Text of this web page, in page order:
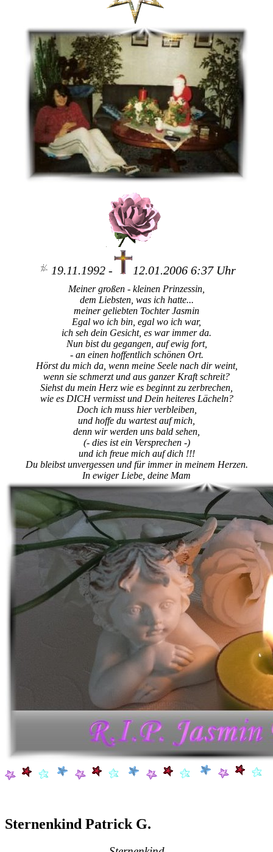
19.11.1992 - 12.01.2006 6:37 Uhr
Meiner großen - kleinen Prinzessin,
dem Liebsten, was ich hatte...
meiner geliebten Tochter Jasmin
Egal wo ich bin, egal wo ich war,
ich seh dein Gesicht, es war immer da.
Nun bist du gegangen, auf ewig fort,
- an einen hoffentlich schönen Ort.
Hörst du mich da, wenn meine Seele nach dir weint,
wenn sie schmerzt und aus ganzer Kraft schreit?
Siehst du mein Herz wie es beginnt zu zerbrechen,
wie es DICH vermisst und Dein heiteres Lächeln?
Doch ich muss hier verbleiben,
und hoffe du wartest auf mich,
denn wir werden uns bald sehen,
(- dies ist ein Versprechen -)
und ich freue mich auf dich !!!
Du bleibst unvergessen und für immer in meinem Herzen.
In ewiger Liebe, deine Mam
Sternenkind Patrick G.